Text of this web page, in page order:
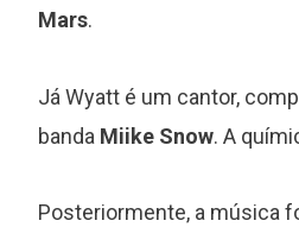
Mars.
Já Wyatt é um cantor,
banda Miike Snow. A
Posteriormente, a música
“Around the
subestimado